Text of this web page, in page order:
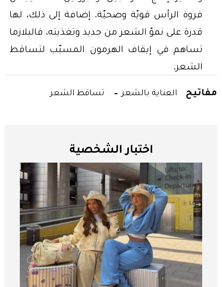
فروة الرأس قويّة وصحيّة. إضافة إلى ذلك، لها
قدرة على نموّ الشعر من جديد وتغذيته، فالبلازما
تساهم في إيقاف الهرمون المسبّب لتساقط
الشعر.
مفاتيح العناية بالشعر تساقط الشعر
اختبار الشخصية